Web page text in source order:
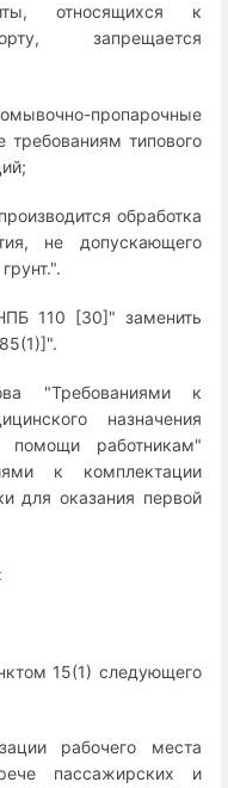
относящихся к
запрещается
пропарочные
типового
обработка
не допускающего
110 [30]" заменить
"Требованиями к
назначения
помощи работникам"
к комплектации
для оказания первой
15(1) следующего
рабочего места
пассажирских и